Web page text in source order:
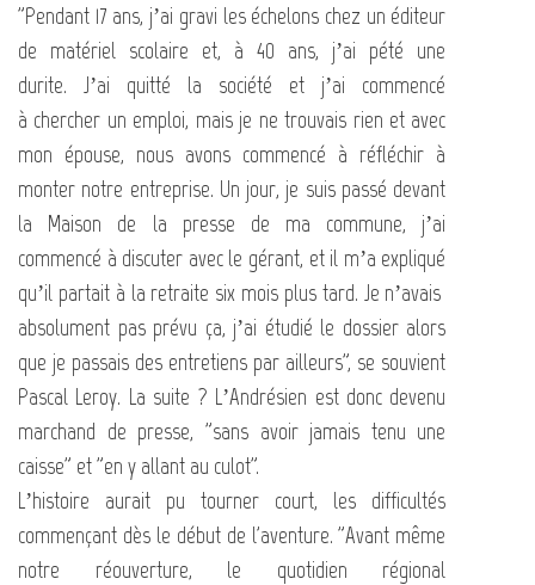
"Pendant 17 ans, j’ai gravi les échelons chez un éditeur
de matériel scolaire et, à 40 ans, j’ai pété une
durite. J’ai quitté la société et j’ai commencé
à chercher un emploi, mais je ne trouvais rien et avec
mon épouse, nous avons commencé à réfléchir à
monter notre entreprise. Un jour, je suis passé devant
la Maison de la presse de ma commune, j’ai
commencé à discuter avec le gérant, et il m’a expliqué
qu’il partait à la retraite six mois plus tard. Je n’avais
absolument pas prévu ça, j’ai étudié le dossier alors
que je passais des entretiens par ailleurs", se souvient
Pascal Leroy. La suite ? L’Andrésien est donc devenu
marchand de presse, "sans avoir jamais tenu une
caisse" et "en y allant au culot".
L’histoire aurait pu tourner court, les difficultés
commençant dès le début de l'aventure. "Avant même
notre réouverture, le quotidien régional